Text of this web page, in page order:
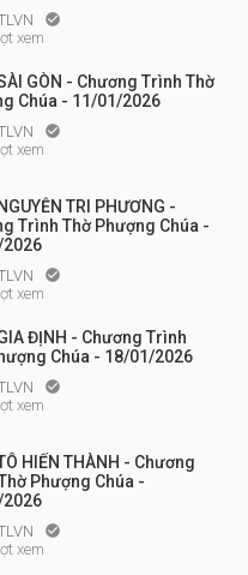

xem
GÒN - Chương Trình Thờ
Chúa - 11/01/2026

xem
TRI PHƯƠNG -
Trình Thờ Phượng Chúa -

xem
ĐỊNH - Chương Trình
Chúa - 18/01/2026

xem
HIẾN THÀNH - Chương
Phượng Chúa -

xem